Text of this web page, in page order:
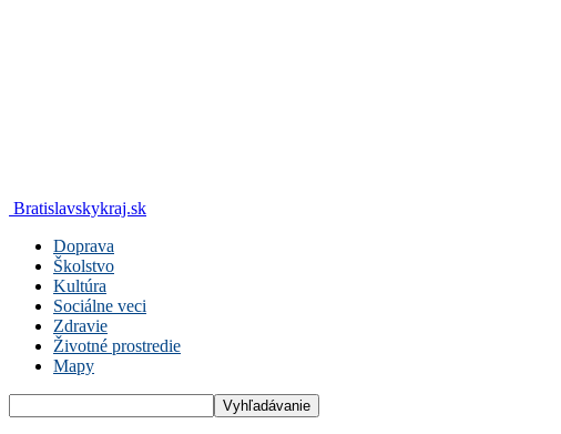
Bratislavskykraj.sk
Doprava
Školstvo
Kultúra
Sociálne veci
Zdravie
Životné prostredie
Mapy